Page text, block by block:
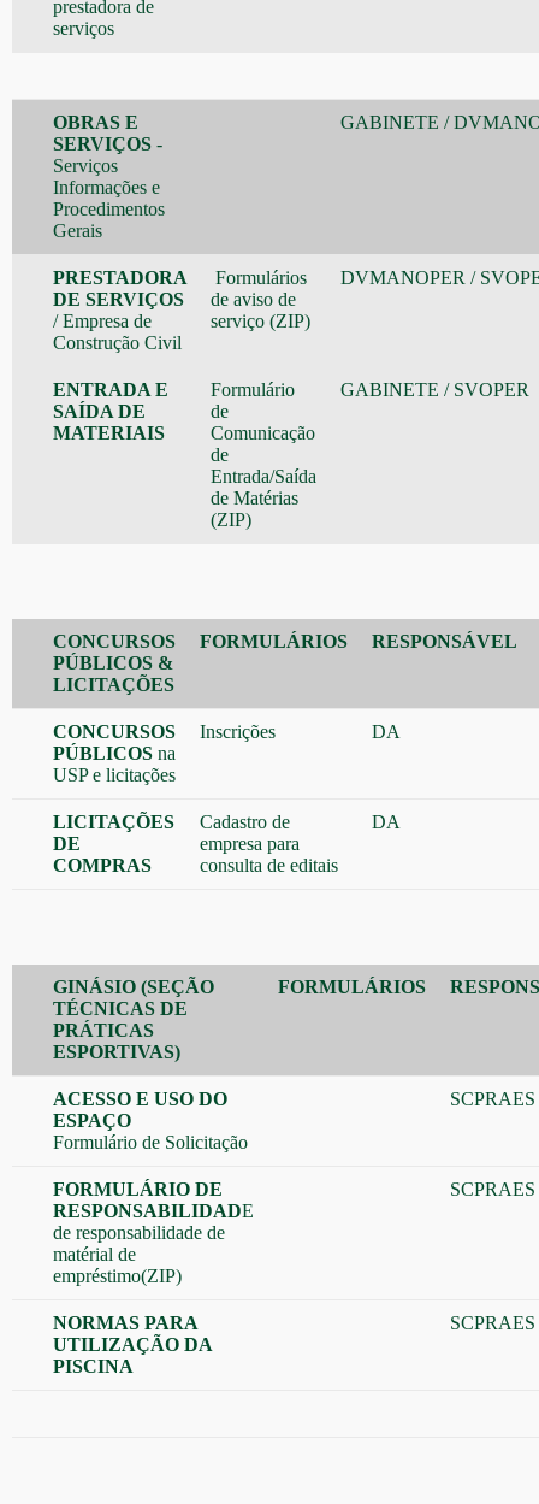
prestadora de
serviços
OBRAS E
SERVIÇOS -
Serviços
Informações e
Procedimentos
Gerais
GABINETE /
PRESTADORA
DE SERVIÇOS
/ Empresa de
Construção Civil
Formulários
de aviso de
serviço (ZIP)
DVMANOPER /
ENTRADA E
SAÍDA DE
MATERIAIS
Formulário
de
Comunicação
de
Entrada/Saída
de Matérias
(ZIP)
GABINETE / SVOPER
CONCURSOS
PÚBLICOS &
LICITAÇÕES
FORMULÁRIOS RESPONSÁVEL
CONCURSOS
PÚBLICOS na
USP e licitações
Inscrições DA
LICITAÇÕES
DE
COMPRAS
Cadastro de
empresa para
consulta de editais
DA
GINÁSIO (SEÇÃO
TÉCNICAS DE
PRÁTICAS
ESPORTIVAS)
FORMULÁRIOS
ACESSO E USO DO
ESPAÇO
Formulário de Solicitação
SCPRAES
FORMULÁRIO DE
RESPONSABILIDADE
de responsabilidade de
matérial de
empréstimo(ZIP)
SCPRAES
NORMAS PARA
UTILIZAÇÃO DA
PISCINA
SCPRAES